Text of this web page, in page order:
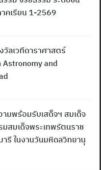
คเรียน 1-2569
วัลเวทีดาราศาสตร์
Astronomy and
ามพร้อมรับเสด็จฯ สมเด็จ
มสมเด็จพระเทพรัตนราช
รี ในงานวันมหิดลวิทยานุ